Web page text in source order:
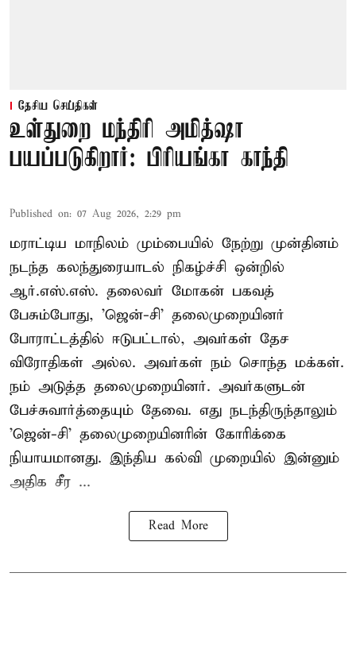
தேசிய செய்திகள்
உள்துறை மந்திரி அமித்ஷா
பயப்படுகிறார்: பிரியங்கா காந்தி
Published on: 07 Aug 2026, 2:29 pm
மராட்டிய மாநிலம் மும்பையில் நேற்று முன்தினம்
நடந்த கலந்துரையாடல் நிகழ்ச்சி ஒன்றில்
ஆர்.எஸ்.எஸ். தலைவர் மோகன் பகவத்
பேசும்போது, 'ஜென்-சி' தலைமுறையினர்
போராட்டத்தில் ஈடுபட்டால், அவர்கள் தேச
விரோதிகள் அல்ல. அவர்கள் நம் சொந்த மக்கள்.
நம் அடுத்த தலைமுறையினர். அவர்களுடன்
பேச்சுவார்த்தையும் தேவை. எது நடந்திருந்தாலும்
'ஜென்-சி' தலைமுறையினரின் கோரிக்கை
நியாயமானது. இந்திய கல்வி முறையில் இன்னும்
அதிக சீர ...
Read More